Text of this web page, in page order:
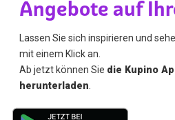
Angebote auf
Lassen Sie sich inspirieren und
mit einem Klick an.
Ab jetzt können Sie die Kupino
herunterladen